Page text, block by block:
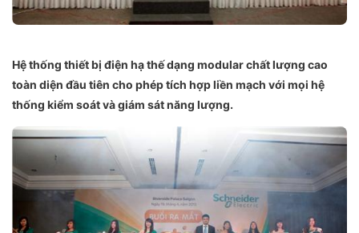
Hệ thống thiết bị điện hạ thế dạng modular chất lượng cao
toàn diện đầu tiên cho phép tích hợp liền mạch với mọi hệ
thống kiểm soát và giám sát năng lượng.